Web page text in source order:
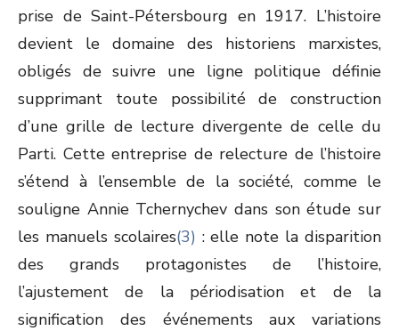
prise de Saint-Pétersbourg en 1917. L’histoire
devient le domaine des historiens marxistes,
obligés de suivre une ligne politique définie
supprimant toute possibilité de construction
d’une grille de lecture divergente de celle du
Parti. Cette entreprise de relecture de l’histoire
s’étend à l’ensemble de la société, comme le
souligne Annie Tchernychev dans son étude sur
les manuels scolaires(3) : elle note la disparition
des grands protagonistes de l’histoire,
l’ajustement de la périodisation et de la
signification des événements aux variations